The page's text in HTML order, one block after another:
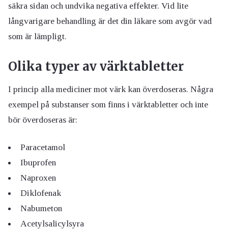
säkra sidan och undvika negativa effekter. Vid lite
långvarigare behandling är det din läkare som avgör vad
som är lämpligt.
Olika typer av värktabletter
I princip alla mediciner mot värk kan överdoseras. Några
exempel på substanser som finns i värktabletter och inte
bör överdoseras är:
Paracetamol
Ibuprofen
Naproxen
Diklofenak
Nabumeton
Acetylsalicylsyra